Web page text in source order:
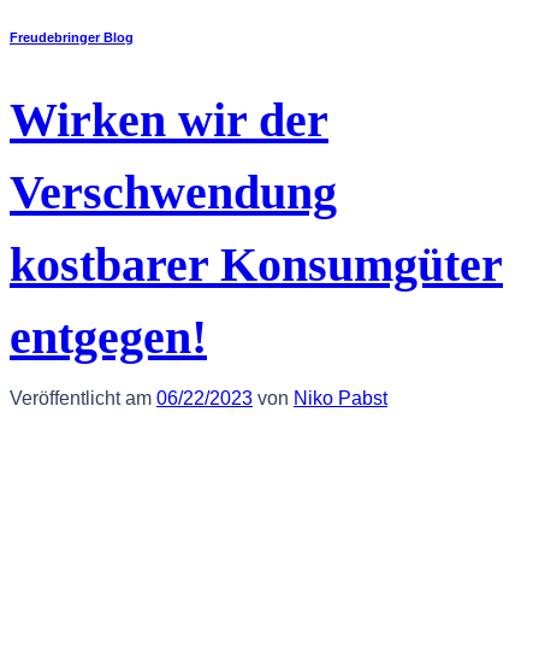
Freudebringer Blog
Wirken wir der
Verschwendung
kostbarer Konsumgüter
entgegen!
Veröffentlicht am 06/22/2023 von Niko Pabst